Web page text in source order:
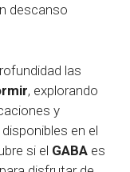
descanso
las
, explorando
y
en el
si el GABA es